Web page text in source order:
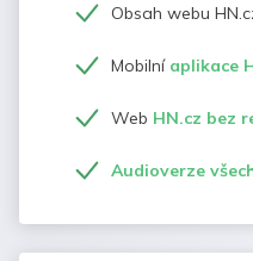
Obsah webu
Mobilní aplikace
Web HN.cz bez
Audioverze